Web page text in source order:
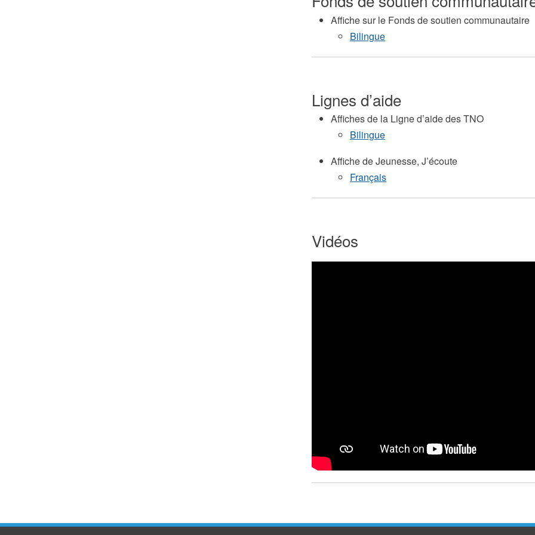
Affiche sur le Fonds de soutien communautaire
Bilingue
Lignes d’aide
Affiches de la Ligne d’aide des TNO
Bilingue
Affiche de Jeunesse, J’écoute
Français
Vidéos